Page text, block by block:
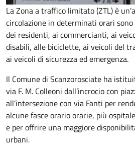
La Zona a traffico limitato (ZTL) è
circolazione in determinati orari
dei residenti, ai commercianti, ai
disabili, alle biciclette, ai veicoli del
ai veicoli di sicurezza ed emergenza.
Il Comune di Scanzorosciate ha
via F. M. Colleoni dall’incrocio con
all’intersezione con via Fanti per
alcune fasce orario orarie, più
e per offrire una maggiore
urbani.